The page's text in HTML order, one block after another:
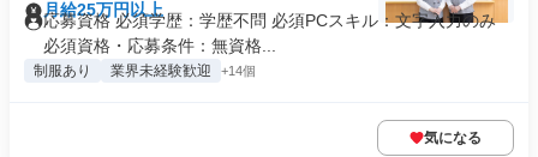
月給25万円以上
応募資格 必須学歴：学歴不問 必須PCスキル：文字入力のみ
必須資格・応募条件：無資格...
制服あり 業界未経験歓迎 +14個
気になる